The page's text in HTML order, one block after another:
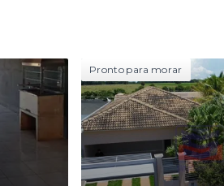
Pronto para morar